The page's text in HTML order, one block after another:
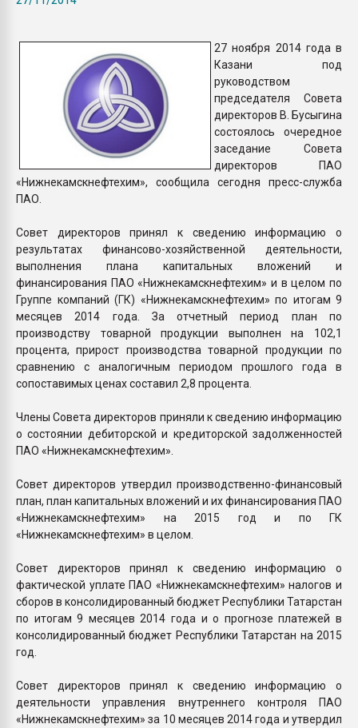
ПЕРЕЙТИ НА
27 ноября 2014 года в
Казани под
руководством
председателя Совета
директоров В. Бусыгина
состоялось очередное
заседание Совета
директоров ПАО
«Нижнекамскнефтехим», сообщила сегодня пресс-служба
ПАО.
Совет директоров принял к сведению информацию о
результатах финансово-хозяйственной деятельности,
выполнения плана капитальных вложений и
финансирования ПАО «Нижнекамскнефтехим» и в целом по
Группе компаний (ГК) «Нижнекамскнефтехим» по итогам 9
месяцев 2014 года. За отчетный период план по
производству товарной продукции выполнен на 102,1
процента, прирост производства товарной продукции по
сравнению с аналогичным периодом прошлого года в
сопоставимых ценах составил 2,8 процента.
Члены Совета директоров приняли к сведению информацию
о состоянии дебиторской и кредиторской задолженностей
ПАО «Нижнекамскнефтехим».
Совет директоров утвердил производственно-финансовый
план, план капитальных вложений и их финансирования ПАО
«Нижнекамскнефтехим» на 2015 год и по ГК
«Нижнекамскнефтехим» в целом.
Совет директоров принял к сведению информацию о
фактической уплате ПАО «Нижнекамскнефтехим» налогов и
сборов в консолидированный бюджет Республики Татарстан
по итогам 9 месяцев 2014 года и о прогнозе платежей в
консолидированный бюджет Республики Татарстан на 2015
год.
Совет директоров принял к сведению информацию о
деятельности управления внутреннего контроля ПАО
«Нижнекамскнефтехим» за 10 месяцев 2014 года и утвердил